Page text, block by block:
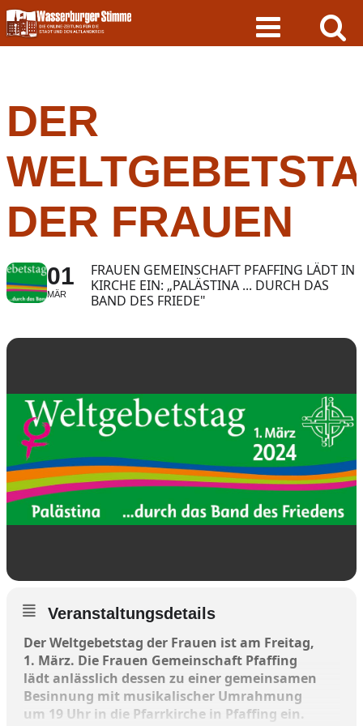
Skip
to
content
DER
DER FRAUEN
01
MÄR
FRAUEN GEMEINSCHAFT PFAFFING LÄDT IN
KIRCHE EIN: „PALÄSTINA ... DURCH DAS
BAND DES FRIEDE"
Veranstaltungsdetails
Der Weltgebetstag der Frauen ist am Freitag,
1. März. Die Frauen Gemeinschaft Pfaffing
lädt anlässlich dessen zu einer gemeinsamen
Besinnung mit musikalischer Umrahmung
um 19 Uhr in die Pfarrkirche in Pfaffing ein.